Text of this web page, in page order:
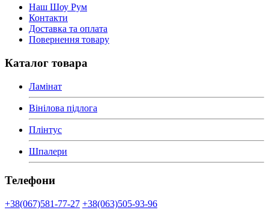
Наш Шоу Рум
Контакти
Доставка та оплата
Повернення товару
Каталог товара
Ламінат
Вінілова підлога
Плінтус
Шпалери
Телефони
+38(067)581-77-27 +38(063)505-93-96